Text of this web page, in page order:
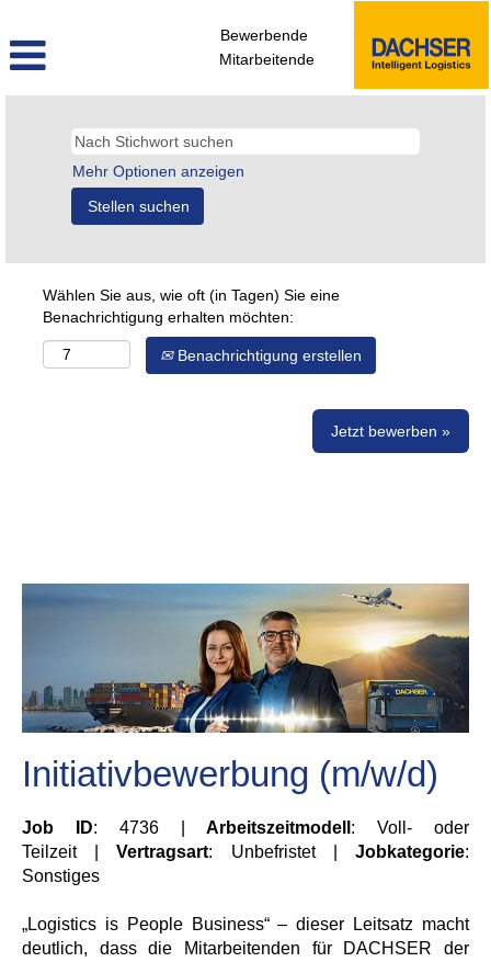
Bewerbende
Mitarbeitende
Mehr Optionen anzeigen
Wählen Sie aus, wie oft (in Tagen) Sie eine
Benachrichtigung erhalten möchten:
Benachrichtigung erstellen
Jetzt bewerben »
Initiativbewerbung (m/w/d)
Job ID: 4736 |Arbeitszeitmodell : Voll- oder
Teilzeit |Vertragsart: Unbefristet |Jobkategorie:
Sonstiges
„Logistics is People Business“ – dieser Leitsatz macht
deutlich, dass die Mitarbeitenden für DACHSER der